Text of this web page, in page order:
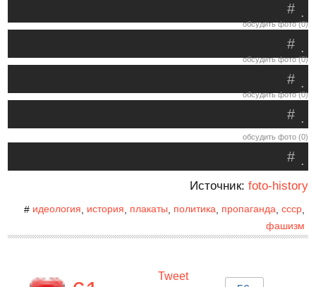
.
#
обсудить фото (0)
.
#
обсудить фото (0)
.
#
обсудить фото (0)
.
#
обсудить фото (0)
.
#
Источник: foto-history
# идеология история плакаты политика, пропаганда, ссср,
фашизм
Tweet